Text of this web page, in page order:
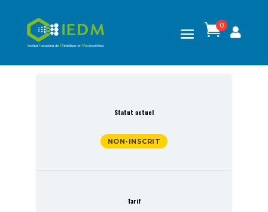
0

Statut actuel
NON-INSCRIT
Tarif